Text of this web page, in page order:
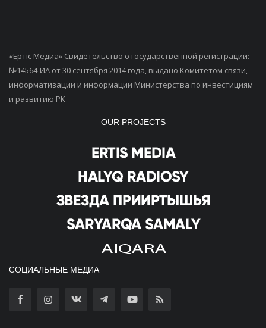
«Ертiс Медиа» Свидетельство о государственной регистрации:
№14564-ИА от 30 сентября 2014 года, выдано Комитетом связи,
информатизации и информации Министерства по инвестициям
и развитию РК
OUR PROJECTS
СОЦИАЛЬНЫЕ МЕДИА